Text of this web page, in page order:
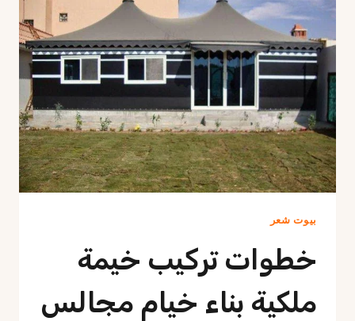
بأعلى
جودة
وتصميم
فاخر
بيوت شعر
خطوات تركيب خيمة
ملكية بناء خيام مجالس